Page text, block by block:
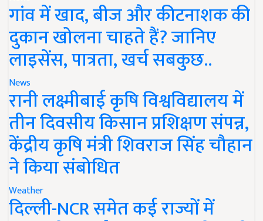
गांव में खाद, बीज और कीटनाशक की
दुकान खोलना चाहते हैं? जानिए
लाइसेंस, पात्रता, खर्च सबकुछ..
News
रानी लक्ष्मीबाई कृषि विश्वविद्यालय में
तीन दिवसीय किसान प्रशिक्षण संपन्न,
केंद्रीय कृषि मंत्री शिवराज सिंह चौहान
ने किया संबोधित
Weather
दिल्ली-NCR समेत कई राज्यों में